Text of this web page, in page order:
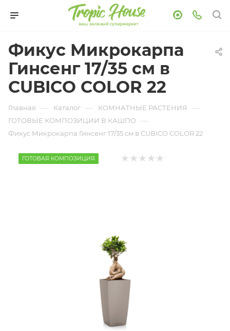
Фикус Микрокарпа
Гинсенг 17/35 см в
CUBICO COLOR 22
Главная — Каталог — КОМНАТНЫЕ РАСТЕНИЯ —
ГОТОВЫЕ КОМПОЗИЦИИ В КАШПО —
Фикус Микрокарпа Гинсенг 17/35 см в CUBICO COLOR 22
ГОТОВАЯ КОМПОЗИЦИЯ